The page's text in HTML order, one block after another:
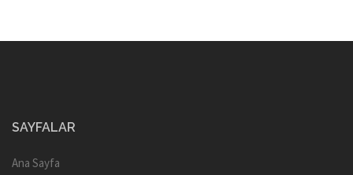
SAYFALAR
Ana Sayfa